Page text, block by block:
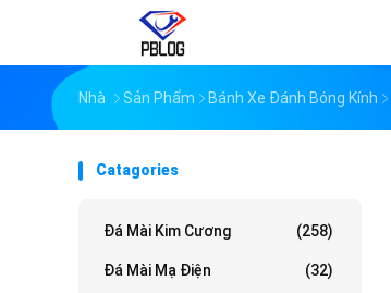
Nhà Sản Phẩm Bánh Xe Đánh Bóng Kính
Catagories
Đá Mài Kim Cương (258)
Đá Mài Mạ Điện (32)